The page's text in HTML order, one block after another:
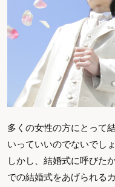
多くの女性の方にとって
いっていいのでないでし
しかし、結婚式に呼びた
での結婚式をあげられる